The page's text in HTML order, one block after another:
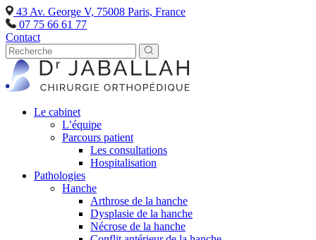
43 Av. George V, 75008 Paris, France
07 75 66 61 77
Contact
Le cabinet
L’équipe
Parcours patient
Les consultations
Hospitalisation
Pathologies
Hanche
Arthrose de la hanche
Dysplasie de la hanche
Nécrose de la hanche